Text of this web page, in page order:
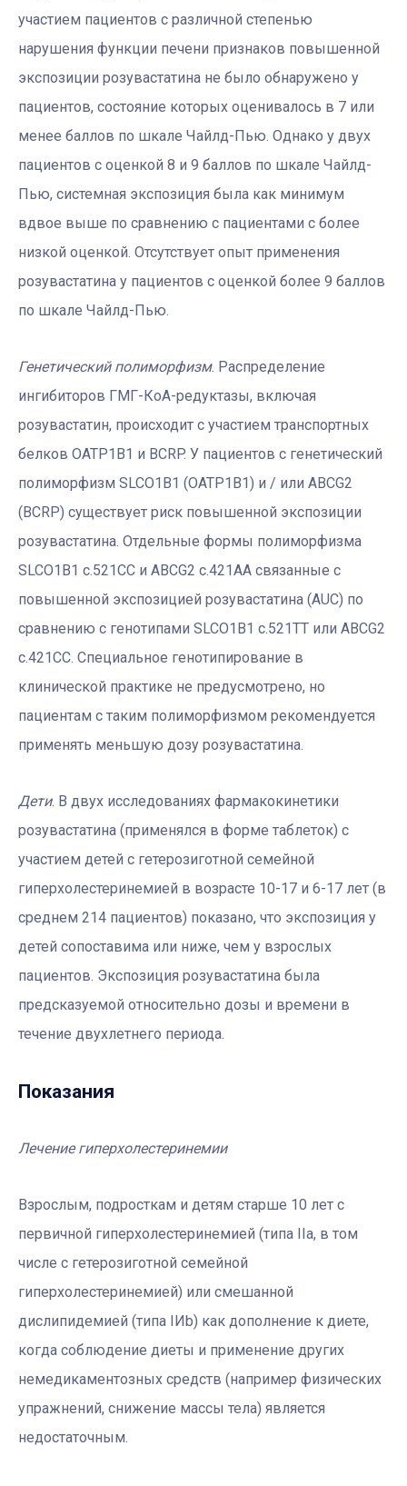
участием пациентов с различной степенью
нарушения функции печени признаков повышенной
экспозиции розувастатина не было обнаружено у
пациентов, состояние которых оценивалось в 7 или
менее баллов по шкале Чайлд-Пью. Однако у двух
пациентов с оценкой 8 и 9 баллов по шкале Чайлд-
Пью, системная экспозиция была как минимум
вдвое выше по сравнению с пациентами с более
низкой оценкой. Отсутствует опыт применения
розувастатина у пациентов с оценкой более 9 баллов
по шкале Чайлд-Пью.
Генетический полиморфизм. Распределение
ингибиторов ГМГ-КоА-редуктазы, включая
розувастатин, происходит с участием транспортных
белков ОАТР1В1 и BCRP. У пациентов с генетический
полиморфизм SLCO1B1 (OATP1B1) и / или ABCG2
(BCRP) существует риск повышенной экспозиции
розувастатина. Отдельные формы полиморфизма
SLCO1B1 с.521СС и ABCG2 с.421АА связанные с
повышенной экспозицией розувастатина (AUC) по
сравнению с генотипами SLCO1B1 с.521ТТ или ABCG2
с.421СС. Специальное генотипирование в
клинической практике не предусмотрено, но
пациентам с таким полиморфизмом рекомендуется
применять меньшую дозу розувастатина.
Дети. В двух исследованиях фармакокинетики
розувастатина (применялся в форме таблеток) с
участием детей с гетерозиготной семейной
гиперхолестеринемией в возрасте 10-17 и 6-17 лет (в
среднем 214 пациентов) показано, что экспозиция у
детей сопоставима или ниже, чем у взрослых
пациентов. Экспозиция розувастатина была
предсказуемой относительно дозы и времени в
течение двухлетнего периода.
Показания
Лечение гиперхолестеринемии
Взрослым, подросткам и детям старше 10 лет с
первичной гиперхолестеринемией (типа IIa, в том
числе с гетерозиготной семейной
гиперхолестеринемией) или смешанной
дислипидемией (типа IИb) как дополнение к диете,
когда соблюдение диеты и применение других
немедикаментозных средств (например физических
упражнений, снижение массы тела) является
недостаточным.